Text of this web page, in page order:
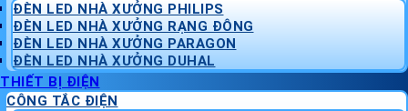
ĐÈN LED NHÀ XƯỞNG PHILIPS
ĐÈN LED NHÀ XƯỞNG RẠNG ĐÔNG
ĐÈN LED NHÀ XƯỞNG PARAGON
ĐÈN LED NHÀ XƯỞNG DUHAL
THIẾT BỊ ĐIỆN
CÔNG TẮC ĐIỆN